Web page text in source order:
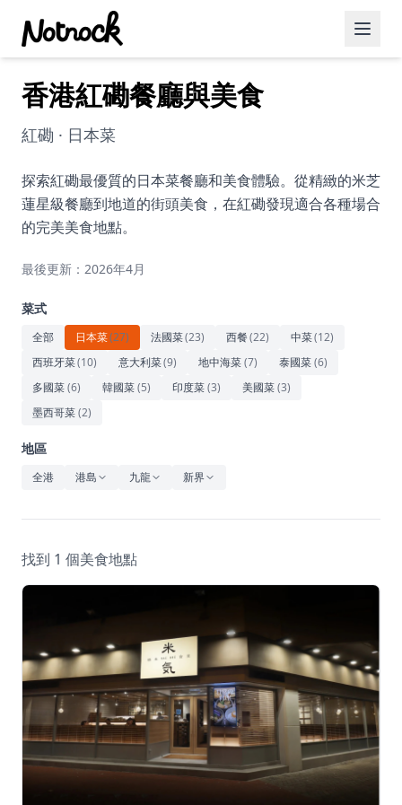
精選活動
博客文章
約會好去處
美食佳餚
運動
藝術文化
休閒
音樂
香港紅磡餐廳與美食
紅磡 · 日本菜
探索紅磡最優質的日本菜餐廳和美食體驗。從精緻的米芝
蓮星級餐廳到地道的街頭美食，在紅磡發現適合各種場合
的完美美食地點。
最後更新：2026年4月
菜式
全部 日本菜(27) 法國菜(23) 西餐(22) 中菜(12)
西班牙菜(10) 意大利菜(9) 地中海菜(7) 泰國菜(6)
多國菜(6) 韓國菜(5) 印度菜(3) 美國菜(3)
墨西哥菜(2)
地區
全港 港島 九龍 新界
找到 1 個美食地點